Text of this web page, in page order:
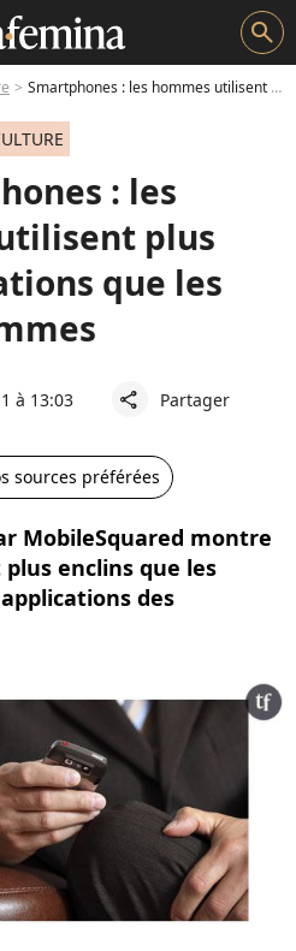
search
Smartphones : les hommes utilisent plus les applications que les femmes
: les
plus
que les
à 13:03 share Partager
sources préférées
MobileSquared montre
enclins que les
des